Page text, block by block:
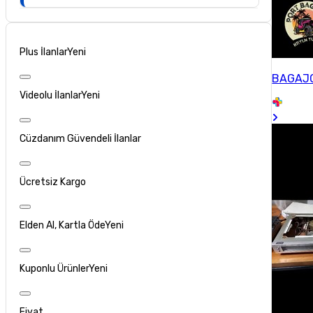
Plus İlanlarYeni
Videolu İlanlarYeni
Cüzdanım Güvendeli İlanlar
Ücretsiz Kargo
Elden Al, Kartla ÖdeYeni
Kuponlu ÜrünlerYeni